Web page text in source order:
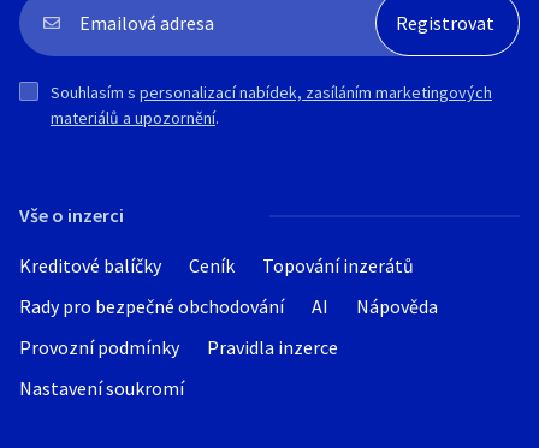
Vše o inzerci
Kreditové balíčky Ceník
Topování inzerátů
Rady pro bezpečné obchodování
AI
Nápověda
Provozní podmínky
Pravidla inzerce
Nastavení soukromí
Souhlasím s personalizací nabídek, zasíláním marketingových
materiálů a upozornění.